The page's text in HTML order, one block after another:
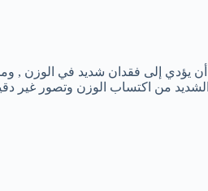
يؤدي إلى فقدان شديد في الوزن ,
من اكتساب الوزن وتصور غير